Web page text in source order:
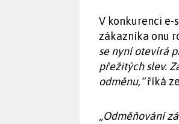
V konkurenci
zákazníka onu
se nyní otevírá
přežitých slev.
odměnu,“říká
„Odměňování